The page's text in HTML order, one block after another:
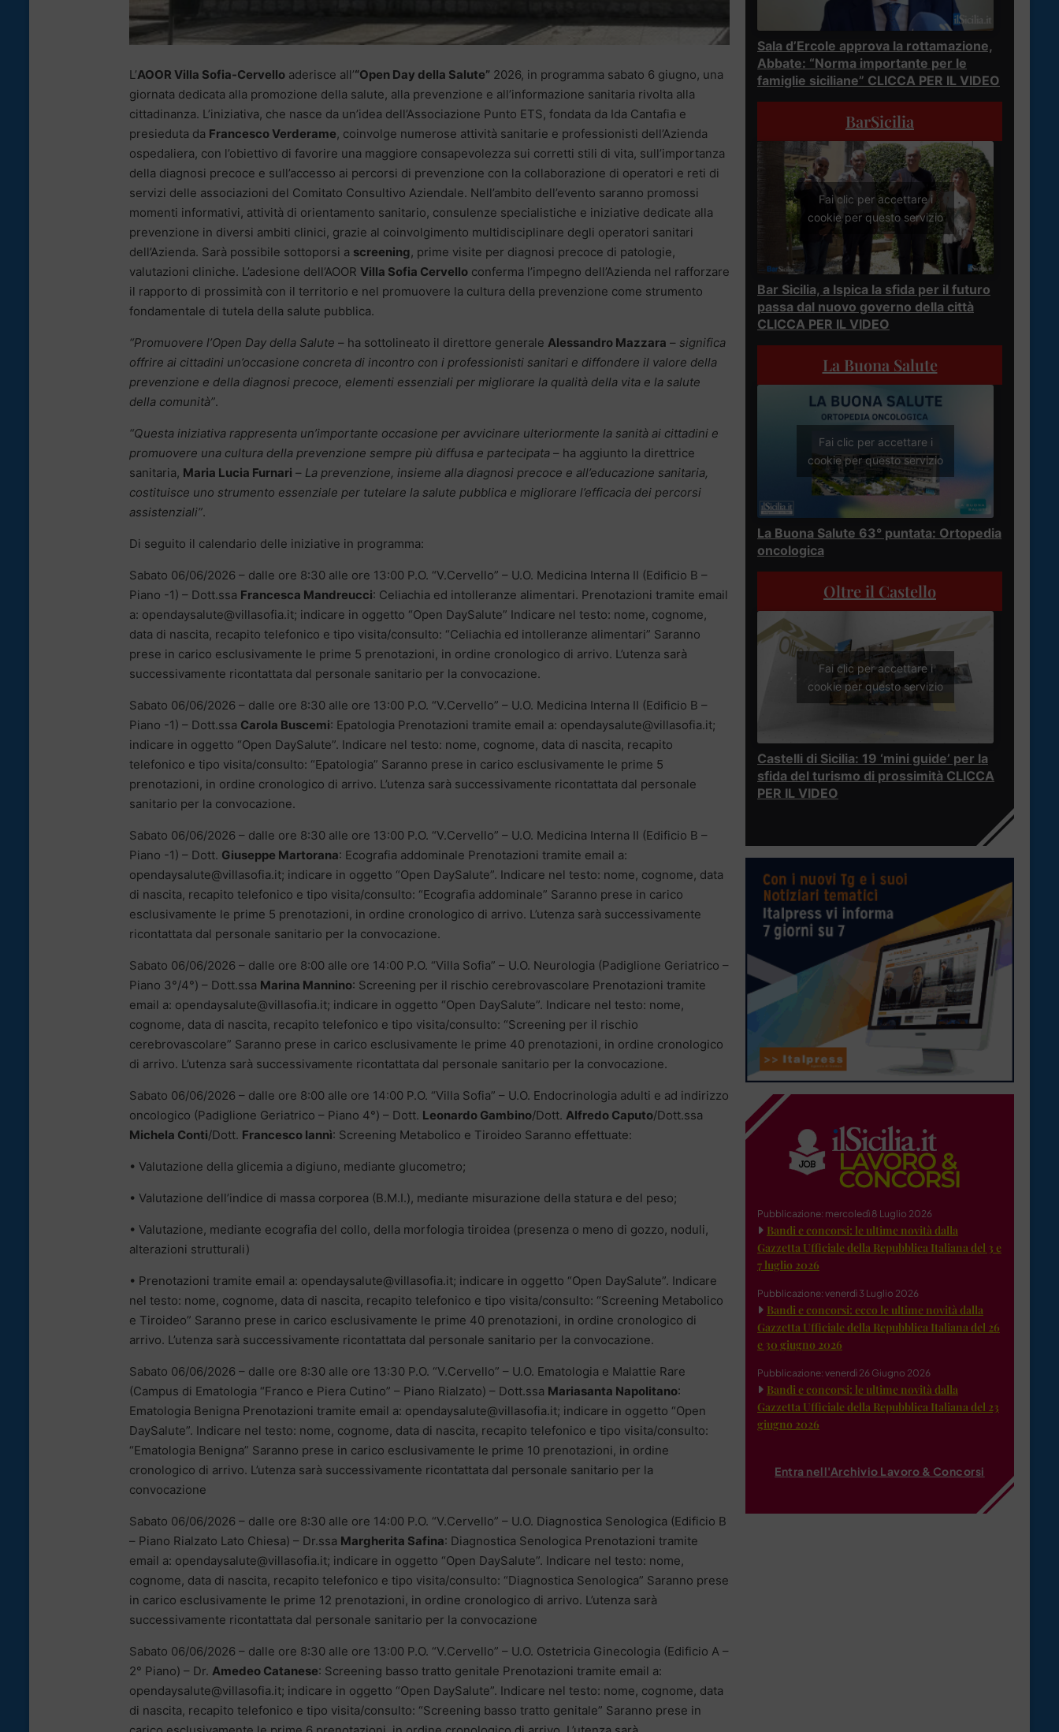
L’AOOR Villa Sofia-Cervello aderisce all’“Open Day della Salute” 2026, in programma sabato 6 giugno, una
giornata dedicata alla promozione della salute, alla prevenzione e all’informazione sanitaria rivolta alla
cittadinanza. L’iniziativa, che nasce da un’idea dell’Associazione Punto ETS, fondata da Ida Cantafia e
presieduta da Francesco Verderame, coinvolge numerose attività sanitarie e professionisti dell’Azienda
ospedaliera, con l’obiettivo di favorire una maggiore consapevolezza sui corretti stili di vita, sull’importanza
della diagnosi precoce e sull’accesso ai percorsi di prevenzione con la collaborazione di operatori e reti di
servizi delle associazioni del Comitato Consultivo Aziendale. Nell’ambito dell’evento saranno promossi
momenti informativi, attività di orientamento sanitario, consulenze specialistiche e iniziative dedicate alla
prevenzione in diversi ambiti clinici, grazie al coinvolgimento multidisciplinare degli operatori sanitari
dell’Azienda. Sarà possibile sottoporsi a screening, prime visite per diagnosi precoce di patologie,
valutazioni cliniche. L’adesione dell’AOOR Villa Sofia Cervello conferma l’impegno dell’Azienda nel rafforzare
il rapporto di prossimità con il territorio e nel promuovere la cultura della prevenzione come strumento
fondamentale di tutela della salute pubblica.
“Promuovere l’Open Day della Salute – ha sottolineato il direttore generale Alessandro Mazzara – significa
offrire ai cittadini un’occasione concreta di incontro con i professionisti sanitari e diffondere il valore della
prevenzione e della diagnosi precoce, elementi essenziali per migliorare la qualità della vita e la salute
della comunità”.
“Questa iniziativa rappresenta un’importante occasione per avvicinare ulteriormente la sanità ai cittadini e
promuovere una cultura della prevenzione sempre più diffusa e partecipata – ha aggiunto la direttrice
sanitaria, Maria Lucia Furnari – La prevenzione, insieme alla diagnosi precoce e all’educazione sanitaria,
costituisce uno strumento essenziale per tutelare la salute pubblica e migliorare l’efficacia dei percorsi
assistenziali”.
Di seguito il calendario delle iniziative in programma:
Sabato 06/06/2026 – dalle ore 8:30 alle ore 13:00 P.O. “V.Cervello” – U.O. Medicina Interna II (Edificio B –
Piano -1) – Dott.ssa Francesca Mandreucci: Celiachia ed intolleranze alimentari. Prenotazioni tramite email
a: opendaysalute@villasofia.it; indicare in oggetto “Open DaySalute” Indicare nel testo: nome, cognome,
data di nascita, recapito telefonico e tipo visita/consulto: “Celiachia ed intolleranze alimentari” Saranno
prese in carico esclusivamente le prime 5 prenotazioni, in ordine cronologico di arrivo. L’utenza sarà
successivamente ricontattata dal personale sanitario per la convocazione.
Sabato 06/06/2026 – dalle ore 8:30 alle ore 13:00 P.O. “V.Cervello” – U.O. Medicina Interna II (Edificio B –
Piano -1) – Dott.ssa Carola Buscemi: Epatologia Prenotazioni tramite email a: opendaysalute@villasofia.it;
indicare in oggetto “Open DaySalute”. Indicare nel testo: nome, cognome, data di nascita, recapito
telefonico e tipo visita/consulto: “Epatologia” Saranno prese in carico esclusivamente le prime 5
prenotazioni, in ordine cronologico di arrivo. L’utenza sarà successivamente ricontattata dal personale
sanitario per la convocazione.
Sabato 06/06/2026 – dalle ore 8:30 alle ore 13:00 P.O. “V.Cervello” – U.O. Medicina Interna II (Edificio B –
Piano -1) – Dott. Giuseppe Martorana: Ecografia addominale Prenotazioni tramite email a:
opendaysalute@villasofia.it; indicare in oggetto “Open DaySalute”. Indicare nel testo: nome, cognome, data
di nascita, recapito telefonico e tipo visita/consulto: “Ecografia addominale” Saranno prese in carico
esclusivamente le prime 5 prenotazioni, in ordine cronologico di arrivo. L’utenza sarà successivamente
ricontattata dal personale sanitario per la convocazione.
Sabato 06/06/2026 – dalle ore 8:00 alle ore 14:00 P.O. “Villa Sofia” – U.O. Neurologia (Padiglione Geriatrico –
Piano 3°/4°) – Dott.ssa Marina Mannino: Screening per il rischio cerebrovascolare Prenotazioni tramite
email a: opendaysalute@villasofia.it; indicare in oggetto “Open DaySalute”. Indicare nel testo: nome,
cognome, data di nascita, recapito telefonico e tipo visita/consulto: “Screening per il rischio
cerebrovascolare” Saranno prese in carico esclusivamente le prime 40 prenotazioni, in ordine cronologico
di arrivo. L’utenza sarà successivamente ricontattata dal personale sanitario per la convocazione.
Sabato 06/06/2026 – dalle ore 8:00 alle ore 14:00 P.O. “Villa Sofia” – U.O. Endocrinologia adulti e ad indirizzo
oncologico (Padiglione Geriatrico – Piano 4°) – Dott. Leonardo Gambino/Dott. Alfredo Caputo/Dott.ssa
Michela Conti/Dott. Francesco Iannì: Screening Metabolico e Tiroideo Saranno effettuate:
• Valutazione della glicemia a digiuno, mediante glucometro;
• Valutazione dell’indice di massa corporea (B.M.I.), mediante misurazione della statura e del peso;
• Valutazione, mediante ecografia del collo, della morfologia tiroidea (presenza o meno di gozzo, noduli,
alterazioni strutturali)
• Prenotazioni tramite email a: opendaysalute@villasofia.it; indicare in oggetto “Open DaySalute”. Indicare
nel testo: nome, cognome, data di nascita, recapito telefonico e tipo visita/consulto: “Screening Metabolico
e Tiroideo” Saranno prese in carico esclusivamente le prime 40 prenotazioni, in ordine cronologico di
arrivo. L’utenza sarà successivamente ricontattata dal personale sanitario per la convocazione.
Sabato 06/06/2026 – dalle ore 8:30 alle ore 13:30 P.O. “V.Cervello” – U.O. Ematologia e Malattie Rare
(Campus di Ematologia “Franco e Piera Cutino” – Piano Rialzato) – Dott.ssa Mariasanta Napolitano:
Ematologia Benigna Prenotazioni tramite email a: opendaysalute@villasofia.it; indicare in oggetto “Open
DaySalute”. Indicare nel testo: nome, cognome, data di nascita, recapito telefonico e tipo visita/consulto:
“Ematologia Benigna” Saranno prese in carico esclusivamente le prime 10 prenotazioni, in ordine
cronologico di arrivo. L’utenza sarà successivamente ricontattata dal personale sanitario per la
convocazione
Sabato 06/06/2026 – dalle ore 8:30 alle ore 14:00 P.O. “V.Cervello” – U.O. Diagnostica Senologica (Edificio B
– Piano Rialzato Lato Chiesa) – Dr.ssa Margherita Safina: Diagnostica Senologica Prenotazioni tramite
email a: opendaysalute@villasofia.it; indicare in oggetto “Open DaySalute”. Indicare nel testo: nome,
cognome, data di nascita, recapito telefonico e tipo visita/consulto: “Diagnostica Senologica” Saranno prese
in carico esclusivamente le prime 12 prenotazioni, in ordine cronologico di arrivo. L’utenza sarà
successivamente ricontattata dal personale sanitario per la convocazione
Sabato 06/06/2026 – dalle ore 8:30 alle ore 13:00 P.O. “V.Cervello” – U.O. Ostetricia Ginecologia (Edificio A –
2° Piano) – Dr. Amedeo Catanese: Screening basso tratto genitale Prenotazioni tramite email a:
opendaysalute@villasofia.it; indicare in oggetto “Open DaySalute”. Indicare nel testo: nome, cognome, data
di nascita, recapito telefonico e tipo visita/consulto: “Screening basso tratto genitale” Saranno prese in
Sala d’Ercole approva la rottamazione,
Abbate: “Norma importante per le
famiglie siciliane” CLICCA PER IL VIDEO
BarSicilia
Fai clic per accettare i
cookie per questo servizio
Bar Sicilia, a Ispica la sfida per il futuro
passa dal nuovo governo della città
CLICCA PER IL VIDEO
La Buona Salute
Fai clic per accettare i
cookie per questo servizio
La Buona Salute 63° puntata: Ortopedia
oncologica
Oltre il Castello
Fai clic per accettare i
cookie per questo servizio
Castelli di Sicilia: 19 ‘mini guide’ per la
sfida del turismo di prossimità CLICCA
PER IL VIDEO
Pubblicazione: mercoledì 8 Luglio 2026
Bandi e concorsi: le ultime novità dalla
Gazzetta Ufficiale della Repubblica Italiana del 3 e
7 luglio 2026
Pubblicazione: venerdì 3 Luglio 2026
Bandi e concorsi: ecco le ultime novità dalla
Gazzetta Ufficiale della Repubblica Italiana del 26
e 30 giugno 2026
Pubblicazione: venerdì 26 Giugno 2026
Bandi e concorsi: le ultime novità dalla
Gazzetta Ufficiale della Repubblica Italiana del 23
giugno 2026
Entra nell'Archivio Lavoro & Concorsi